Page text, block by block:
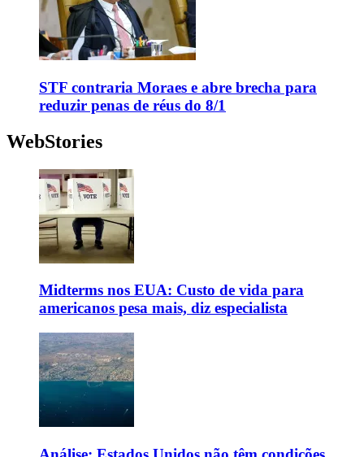
STF contraria Moraes e abre brecha para
reduzir penas de réus do 8/1
WebStories
Midterms nos EUA: Custo de vida para
americanos pesa mais, diz especialista